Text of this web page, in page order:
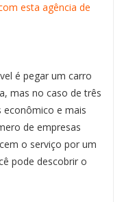
esta agência de
é pegar um carro
mas no caso de três
econômico e mais
de empresas
o serviço por um
pode descobrir o